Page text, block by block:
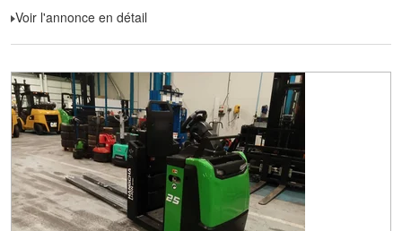
Voir l'annonce en détail